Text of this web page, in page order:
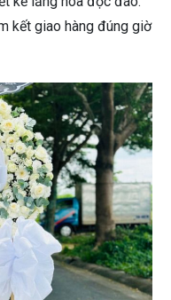
kết giao hàng đúng giờ